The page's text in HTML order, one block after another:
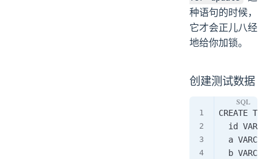
种语句的时候，
它才会正儿八经
地给你加锁。
创建测试数据
CREATE